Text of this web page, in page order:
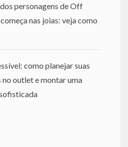
personagens de Off
nas joias: veja como
como planejar suas
no outlet e montar uma